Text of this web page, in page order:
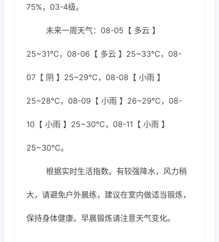
75%，03-4级。
未来一周天气：08-05【 多云 】
25~31℃，08-06【 多云 】25~33℃，08-
07【 阴 】25~29℃，08-08【 小雨 】
25~28℃，08-09【 小雨 】26~29℃，08-
10【 小雨 】25~30℃，08-11【 小雨 】
25~30℃。
根据实时生活指数。有较强降水，风力稍
大，请避免户外晨练，建议在室内做适当锻炼，
保持身体健康。早晨锻炼请注意天气变化。